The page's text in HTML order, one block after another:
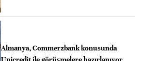
Almanya, Commerzbank konusunda